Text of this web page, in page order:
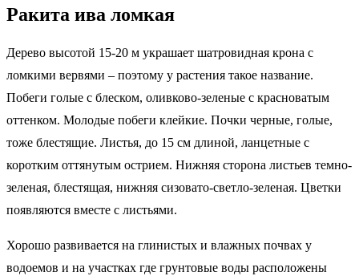
Ракита ива ломкая
Дерево высотой 15-20 м украшает шатровидная крона с
ломкими вервями – поэтому у растения такое название.
Побеги голые с блеском, оливково-зеленые с красноватым
оттенком. Молодые побеги клейкие. Почки черные, голые,
тоже блестящие. Листья, до 15 см длиной, ланцетные с
коротким оттянутым острием. Нижняя сторона листьев темно-
зеленая, блестящая, нижняя сизовато-светло-зеленая. Цветки
появляются вместе с листьями.
Хорошо развивается на глинистых и влажных почвах у
водоемов и на участках где грунтовые воды расположены